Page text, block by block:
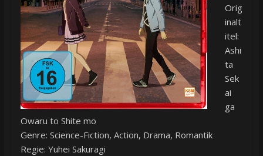
Orig
inalt
itel:
Ashi
ta
Sek
ai
ga
Owaru to Shite mo
Genre: Science-Fiction, Action, Drama, Romantik
Regie: Yuhei Sakuragi